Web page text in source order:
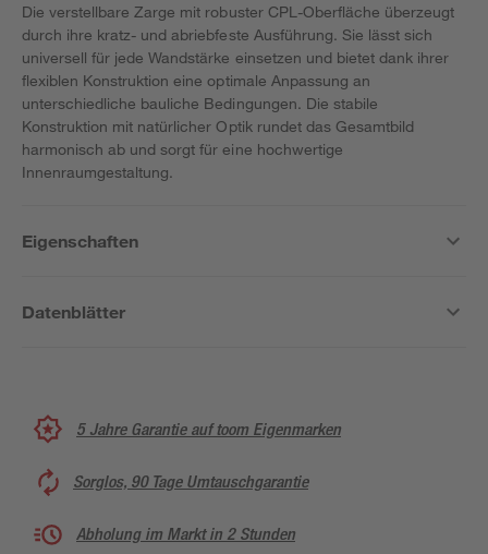
Die verstellbare Zarge mit robuster CPL-Oberfläche überzeugt
durch ihre kratz- und abriebfeste Ausführung. Sie lässt sich
universell für jede Wandstärke einsetzen und bietet dank ihrer
flexiblen Konstruktion eine optimale Anpassung an
unterschiedliche bauliche Bedingungen. Die stabile
Konstruktion mit natürlicher Optik rundet das Gesamtbild
harmonisch ab und sorgt für eine hochwertige
Innenraumgestaltung.
Eigenschaften
Datenblätter
5 Jahre Garantie auf toom Eigenmarken
Sorglos, 90 Tage Umtauschgarantie
Abholung im Markt in 2 Stunden